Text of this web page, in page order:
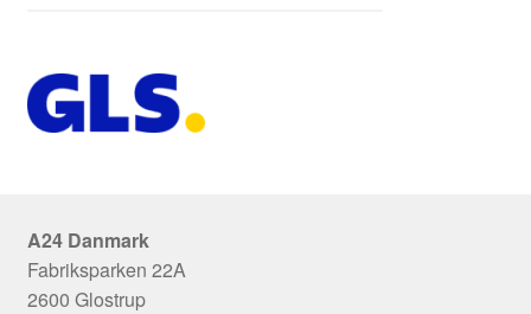
A24 Danmark
Fabriksparken 22A
2600 Glostrup